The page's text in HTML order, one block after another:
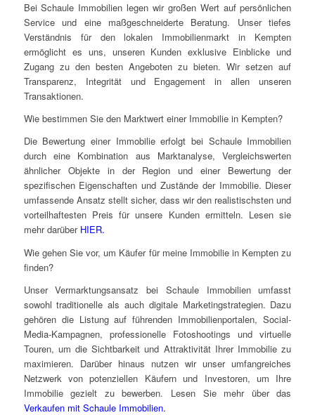
Bei Schaule Immobilien legen wir großen Wert auf persönlichen
Service und eine maßgeschneiderte Beratung. Unser tiefes
Verständnis für den lokalen Immobilienmarkt in Kempten
ermöglicht es uns, unseren Kunden exklusive Einblicke und
Zugang zu den besten Angeboten zu bieten. Wir setzen auf
Transparenz, Integrität und Engagement in allen unseren
Transaktionen.
Wie bestimmen Sie den Marktwert einer Immobilie in Kempten?
Die Bewertung einer Immobilie erfolgt bei Schaule Immobilien
durch eine Kombination aus Marktanalyse, Vergleichswerten
ähnlicher Objekte in der Region und einer Bewertung der
spezifischen Eigenschaften und Zustände der Immobilie. Dieser
umfassende Ansatz stellt sicher, dass wir den realistischsten und
vorteilhaftesten Preis für unsere Kunden ermitteln. Lesen sie
mehr darüber HIER.
Wie gehen Sie vor, um Käufer für meine Immobilie in Kempten zu
finden?
Unser Vermarktungsansatz bei Schaule Immobilien umfasst
sowohl traditionelle als auch digitale Marketingstrategien. Dazu
gehören die Listung auf führenden Immobilienportalen, Social-
Media-Kampagnen, professionelle Fotoshootings und virtuelle
Touren, um die Sichtbarkeit und Attraktivität Ihrer Immobilie zu
maximieren. Darüber hinaus nutzen wir unser umfangreiches
Netzwerk von potenziellen Käufern und Investoren, um Ihre
Immobilie gezielt zu bewerben. Lesen Sie mehr über das
Verkaufen mit Schaule Immobilien.